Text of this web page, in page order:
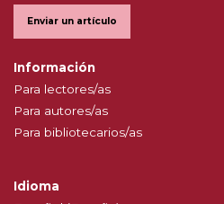
Enviar un artículo
Información
Para lectores/as
Para autores/as
Para bibliotecarios/as
Idioma